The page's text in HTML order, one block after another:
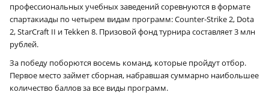
профессиональных учебных заведений соревнуются в формате
спартакиады по четырем видам программ: Counter-Strike 2, Dota
2, StarCraft II и Tekken 8. Призовой фонд турнира составляет 3 млн
рублей.
За победу поборются восемь команд, которые пройдут отбор.
Первое место займет сборная, набравшая суммарно наибольшее
количество баллов за все виды программ.